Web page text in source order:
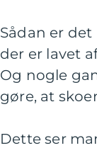
Sådan er
der er lavet
Og nogle
gøre, at
Dette ser